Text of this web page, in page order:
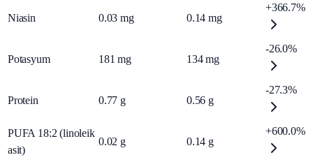
Niasin 0.03 mg 0.14 mg
+366.7%
Potasyum 181 mg 134 mg
-26.0%
Protein 0.77 g 0.56 g
-27.3%
PUFA 18:2 (linoleik
asit)
0.02 g 0.14 g
+600.0%